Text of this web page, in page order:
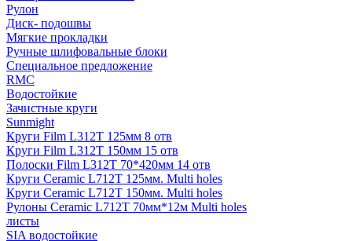
Рулон
Диск- подошвы
Мягкие прокладки
Ручные шлифовальные блоки
Специальное предложение
RMC
Водостойкие
Зачистные круги
Sunmight
Круги Film L312T 125мм 8 отв
Круги Film L312T 150мм 15 отв
Полоски Film L312T 70*420мм 14 отв
Круги Ceramic L712T 125мм. Multi holes
Круги Ceramic L712T 150мм. Multi holes
Рулоны Ceramic L712T 70мм*12м Multi holes
листы
SIA водостойкие